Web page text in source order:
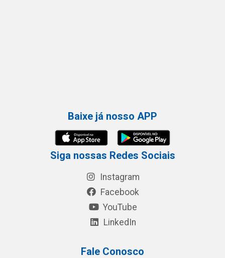
Baixe já nosso APP
Siga nossas Redes Sociais
Instagram
Facebook
YouTube
LinkedIn
Fale Conosco